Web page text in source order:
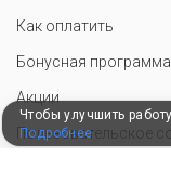
Как оплатить
Бонусная программа
Акции
Пользовательское
Чтобы улучшить
Подробнее